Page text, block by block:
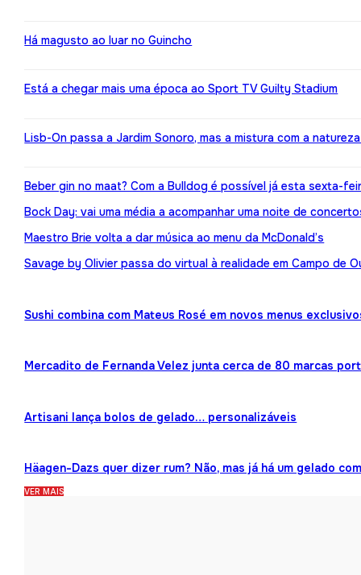
Há magusto ao luar no Guincho
Está a chegar mais uma época ao Sport TV Guilty Stadium
Lisb-On passa a Jardim Sonoro, mas a mistura com a
Beber gin no maat? Com a Bulldog é possível já esta sexta-
Bock Day: vai uma média a acompanhar uma noite de
Maestro Brie volta a dar música ao menu da McDonald’s
Savage by Olivier passa do virtual à realidade em Campo de
Sushi combina com Mateus Rosé em novos menus
Mercadito de Fernanda Velez junta cerca de 80 marcas
Artisani lança bolos de gelado… personalizáveis
Häagen-Dazs quer dizer rum? Não, mas já há um gelado
VER MAIS